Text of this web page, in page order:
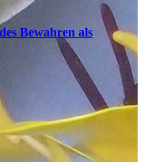
Bewahren als